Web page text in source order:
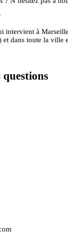
intervient à
et dans toute la ville
questions